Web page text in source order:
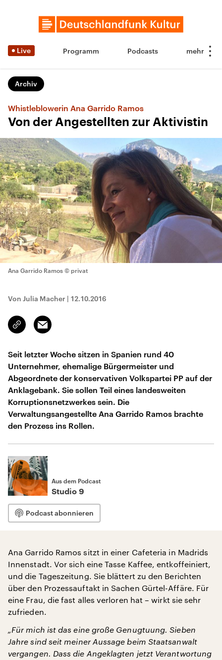
Live Programm Podcasts
Archiv
Whistleblowerin Ana Garrido Ramos
Von der Angestellten zur Aktivistin
Ana Garrido Ramos © privat
Von Julia Macher | 12.10.2016
Link
kopieren/teilen
Email
Seit letzter Woche sitzen in Spanien rund 40
Unternehmer, ehemalige Bürgermeister und
Abgeordnete der konservativen Volkspartei PP auf der
Anklagebank. Sie sollen Teil eines landesweiten
Korruptionsnetzwerkes sein. Die
Verwaltungsangestellte Ana Garrido Ramos brachte
den Prozess ins Rollen.
Aus dem Podcast
Studio 9
Podcast abonnieren
Ana Garrido Ramos sitzt in einer Cafeteria in Madrids
Innenstadt. Vor sich eine Tasse Kaffee, entkoffeiniert,
und die Tageszeitung. Sie blättert zu den Berichten
über den Prozessauftakt in Sachen Gürtel-Affäre. Für
eine Frau, die fast alles verloren hat – wirkt sie sehr
zufrieden.
„Für mich ist das eine große Genugtuung. Sieben
Jahre sind seit meiner Aussage beim Staatsanwalt
vergangen. Dass die Angeklagten jetzt Verantwortung